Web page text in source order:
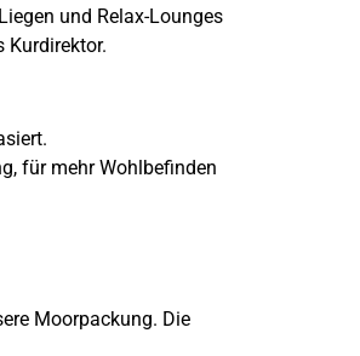
und Relax-Lounges
Kurdirektor.
für mehr Wohlbefinden
Moorpackung. Die